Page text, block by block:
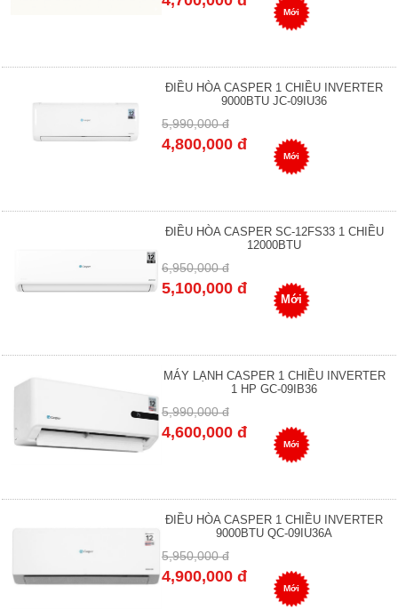
Mới
ĐIỀU HÒA CASPER 1 CHIỀU INVERTER
9000BTU JC-09IU36
5,990,000 đ
4,800,000 đ
Mới
ĐIỀU HÒA CASPER SC-12FS33 1 CHIỀU
12000BTU
6,950,000 đ
5,100,000 đ
Mới
MÁY LẠNH CASPER 1 CHIỀU INVERTER
1 HP GC-09IB36
5,990,000 đ
4,600,000 đ
Mới
ĐIỀU HÒA CASPER 1 CHIỀU INVERTER
9000BTU QC-09IU36A
5,950,000 đ
4,900,000 đ
Mới